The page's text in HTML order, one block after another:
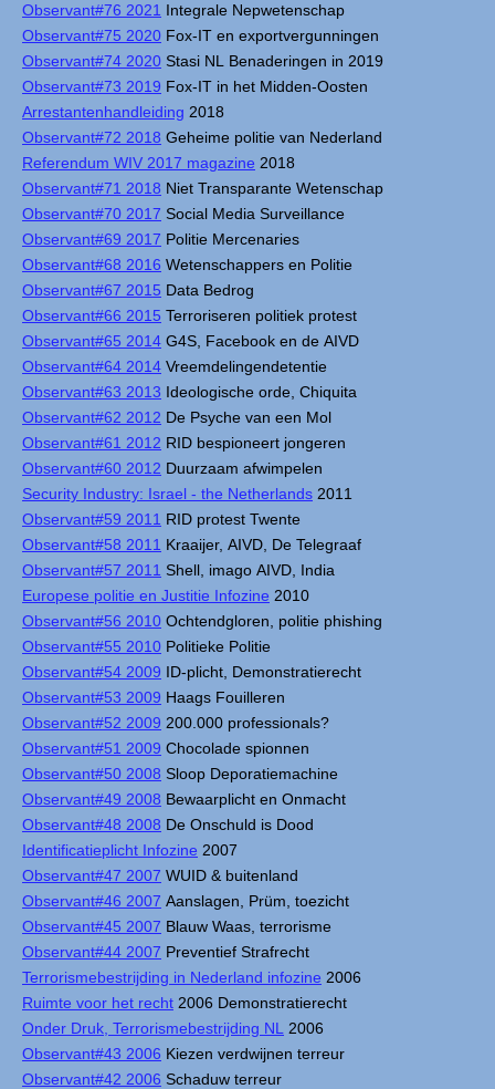
Observant#76 2021 Integrale Nepwetenschap
Observant#75 2020 Fox-IT en exportvergunningen
Observant#74 2020 Stasi NL Benaderingen in 2019
Observant#73 2019 Fox-IT in het Midden-Oosten
Arrestantenhandleiding 2018
Observant#72 2018 Geheime politie van Nederland
Referendum WIV 2017 magazine 2018
Observant#71 2018 Niet Transparante Wetenschap
Observant#70 2017 Social Media Surveillance
Observant#69 2017 Politie Mercenaries
Observant#68 2016 Wetenschappers en Politie
Observant#67 2015 Data Bedrog
Observant#66 2015 Terroriseren politiek protest
Observant#65 2014 G4S, Facebook en de AIVD
Observant#64 2014 Vreemdelingendetentie
Observant#63 2013 Ideologische orde, Chiquita
Observant#62 2012 De Psyche van een Mol
Observant#61 2012 RID bespioneert jongeren
Observant#60 2012 Duurzaam afwimpelen
Security Industry: Israel - the Netherlands 2011
Observant#59 2011 RID protest Twente
Observant#58 2011 Kraaijer, AIVD, De Telegraaf
Observant#57 2011 Shell, imago AIVD, India
Europese politie en Justitie Infozine 2010
Observant#56 2010 Ochtendgloren, politie phishing
Observant#55 2010 Politieke Politie
Observant#54 2009 ID-plicht, Demonstratierecht
Observant#53 2009 Haags Fouilleren
Observant#52 2009 200.000 professionals?
Observant#51 2009 Chocolade spionnen
Observant#50 2008 Sloop Deporatiemachine
Observant#49 2008 Bewaarplicht en Onmacht
Observant#48 2008 De Onschuld is Dood
Identificatieplicht Infozine 2007
Observant#47 2007 WUID & buitenland
Observant#46 2007 Aanslagen, Prüm, toezicht
Observant#45 2007 Blauw Waas, terrorisme
Observant#44 2007 Preventief Strafrecht
Terrorismebestrijding in Nederland infozine 2006
Ruimte voor het recht 2006 Demonstratierecht
Onder Druk, Terrorismebestrijding NL
2006
Observant#43 2006 Kiezen verdwijnen terreur
Observant#42 2006 Schaduw terreur